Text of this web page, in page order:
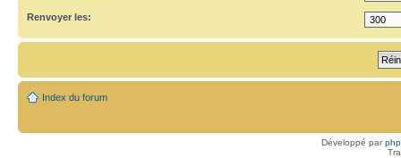
Renvoyer les:
Index du forum
Développé par